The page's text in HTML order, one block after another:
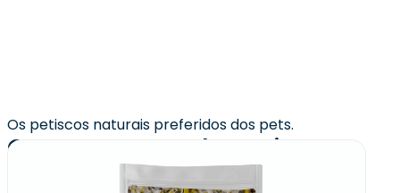
Quem comprou levou junto:
Os petiscos naturais preferidos dos pets.